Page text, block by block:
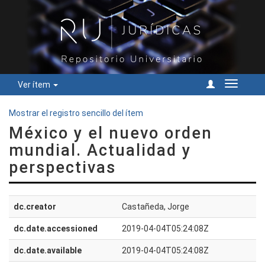
Ver ítem
Cambiar
Mostrar el registro sencillo del ítem
México y el nuevo orden
mundial. Actualidad y
perspectivas
dc.creator Castañeda, Jorge
dc.date.accessioned 2019-04-04T05:24:08Z
dc.date.available 2019-04-04T05:24:08Z